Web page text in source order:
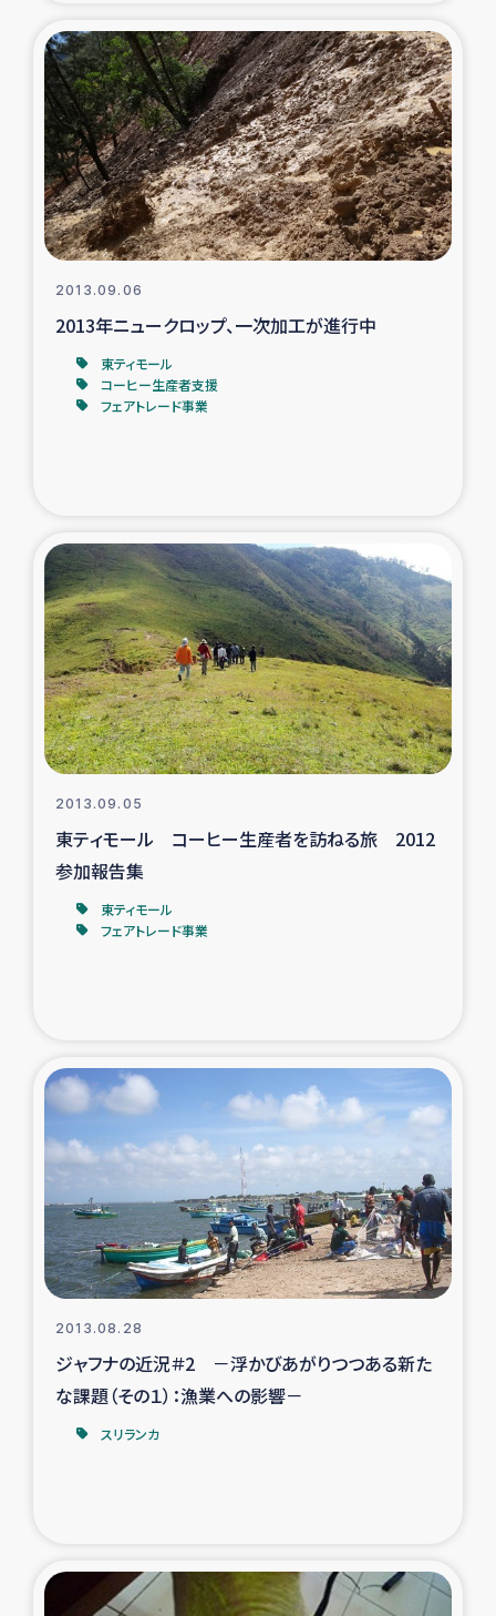
トルコ・シリア地震被災者支援
デニヤヤ小規模紅茶農家支援
コーヒー生産者支援
アイナロ県マウベシ郡でのコーヒー畑改善事業
ベイルート大規模爆発被災者支援
女性の生計向上支援
アグロフォレストリー（カカオ）事業
2013.09.06
2013年ニュークロップ、一次加工が進行中
東ティモール
コーヒー生産者支援
フェアトレード事業
2013.09.05
東ティモール コーヒー生産者を訪ねる旅 2012
参加報告集
東ティモール
フェアトレード事業
2013.08.28
ジャフナの近況＃2 －浮かびあがりつつある新た
な課題（その１）：漁業への影響－
スリランカ